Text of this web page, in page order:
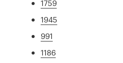
1759
1945
991
1186